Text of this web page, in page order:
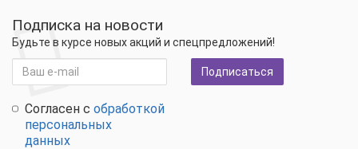
Подписка на новости
Будьте в курсе новых акций и спецпредложений!
Согласен с обработкой
персональных
данных
Подписаться